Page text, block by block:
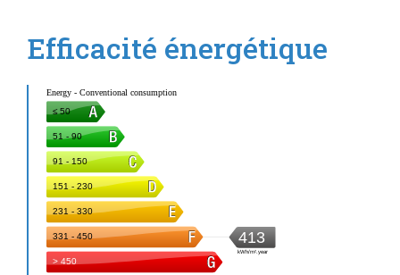
Efficacité énergétique